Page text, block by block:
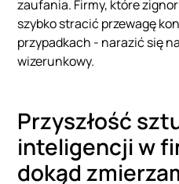
zaufania. Firmy, które
szybko stracić przewagę
przypadkach - narazić się
wizerunkowy.
Przyszłość
inteligencji w
dokąd